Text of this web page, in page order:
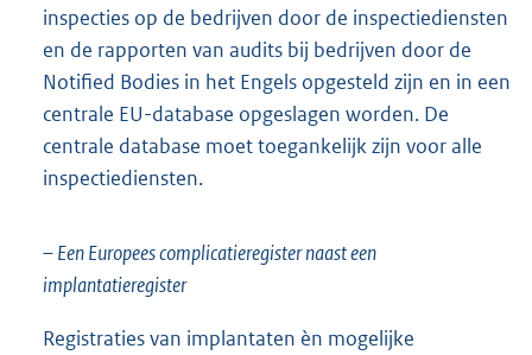
inspecties op de bedrijven door de inspectiediensten
en de rapporten van audits bij bedrijven door de
Notified Bodies in het Engels opgesteld zijn en in een
centrale EU-database opgeslagen worden. De
centrale database moet toegankelijk zijn voor alle
inspectiediensten.
– Een Europees complicatieregister naast een
implantatieregister
Registraties van implantaten èn mogelijke